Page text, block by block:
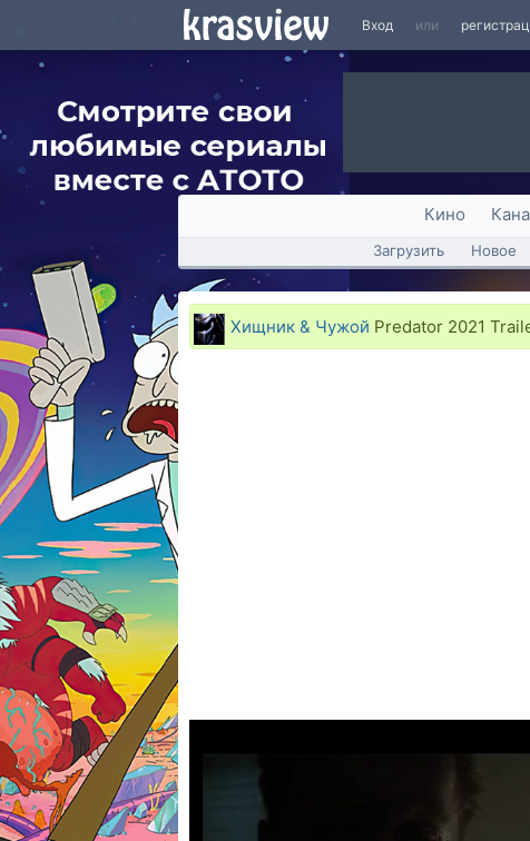
Вход или
Кино
Загрузить Новое
Хищник & Чужой Predator 2021